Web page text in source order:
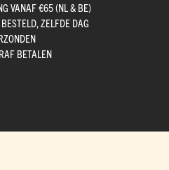
VANAF €65 (NL & BE)
ZELFDE DAG
BETALEN